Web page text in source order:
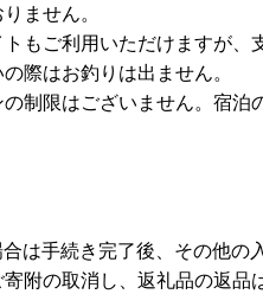
ません。
もご利用いただけますが、
際はお釣りは出ません。
制限はございません。宿泊
は手続き完了後、その他の
附の取消し、返礼品の返品